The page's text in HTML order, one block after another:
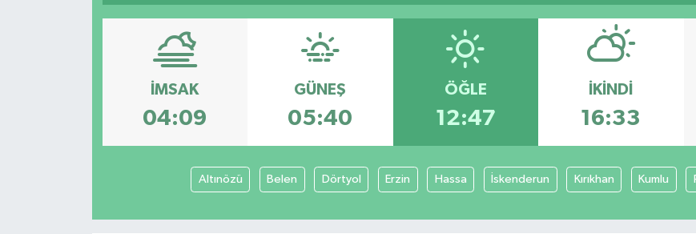
İMSAK
04:09
GÜNEŞ
05:40
ÖĞLE
12:47
İKINDI
16:33
Altınözü Belen Dörtyol Erzin Hassa İskenderun Kırıkhan Kumlu